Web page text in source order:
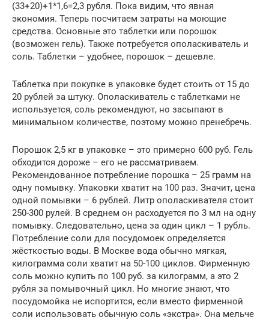
(33+20)+1*1,6=2,3 рубля. Пока видим, что явная
экономия. Теперь посчитаем затраты на моющие
средства. Основные это таблетки или порошок
(возможен гель). Также потребуется ополаскиватель и
соль. Таблетки – удобнее, порошок – дешевле.
Таблетка при покупке в упаковке будет стоить от 15 до
20 рублей за штуку. Ополаскиватель с таблетками не
используется, соль рекомендуют, но засыпают в
минимальном количестве, поэтому можно пренебречь.
Порошок 2,5 кг в упаковке – это примерно 600 руб. Гель
обходится дороже – его не рассматриваем.
Рекомендованное потребление порошка – 25 грамм на
одну помывку. Упаковки хватит на 100 раз. Значит, цена
одной помывки – 6 рублей. Литр ополаскивателя стоит
250-300 рулей. В среднем он расходуется по 3 мл на одну
помывку. Следовательно, цена за один цикл – 1 рубль.
Потребление соли для посудомоек определяется
жёсткостью воды. В Москве вода обычно мягкая,
килограмма соли хватит на 50-100 циклов. Фирменную
соль можно купить по 100 руб. за килограмм, а это 2
рубля за помывочный цикл. Но многие знают, что
посудомойка не испортится, если вместо фирменной
соли использовать обычную соль «экстра». Она мельче